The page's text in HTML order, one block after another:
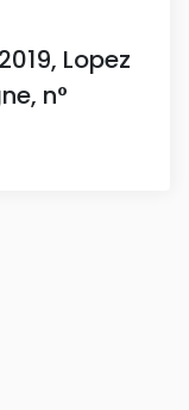
Lopez
n°